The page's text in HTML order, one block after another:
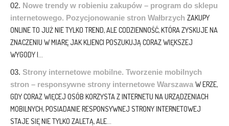
Nowe trendy w robieniu zakupów – program do sklepu
internetowego. Pozycjonowanie stron Wałbrzych ZAKUPY
ONLINE TO JUŻ NIE TYLKO TREND, ALE CODZIENNOŚĆ, KTÓRA ZYSKUJE NA
ZNACZENIU W MIARĘ JAK KLIENCI POSZUKUJĄ CORAZ WIĘKSZEJ
WYGODY I...
Strony internetowe mobilne. Tworzenie mobilnych
stron – responsywne strony internetowe Warszawa W ERZE,
GDY CORAZ WIĘCEJ OSÓB KORZYSTA Z INTERNETU NA URZĄDZENIACH
MOBILNYCH, POSIADANIE RESPONSYWNEJ STRONY INTERNETOWEJ
STAJE SIĘ NIE TYLKO ZALETĄ, ALE...